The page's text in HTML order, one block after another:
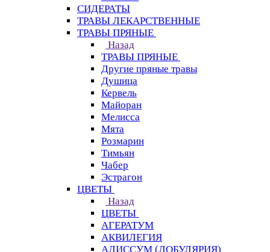
СИДЕРАТЫ
ТРАВЫ ЛЕКАРСТВЕННЫЕ
ТРАВЫ ПРЯНЫЕ
Назад
ТРАВЫ ПРЯНЫЕ
Другие пряные травы
Душица
Кервель
Майоран
Мелисса
Мята
Розмарин
Тимьян
Чабер
Эстрагон
ЦВЕТЫ
Назад
ЦВЕТЫ
АГЕРАТУМ
АКВИЛЕГИЯ
АЛИССУМ (ЛОБУЛЯРИЯ)